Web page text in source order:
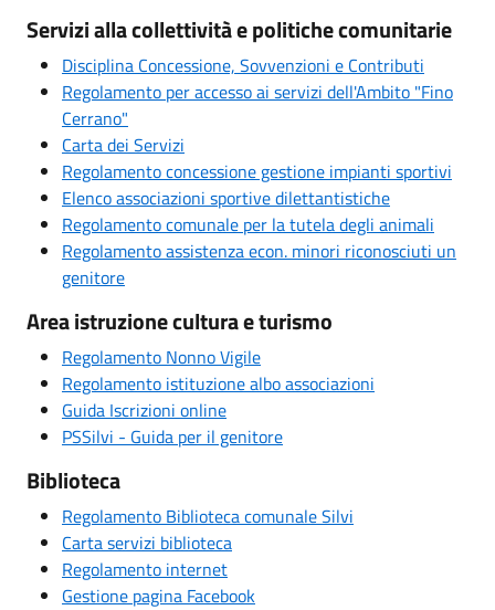
Servizi alla collettività e politiche comunitarie
Disciplina Concessione, Sovvenzioni e Contributi
Regolamento per accesso ai servizi dell'Ambito "Fino
Cerrano"
Carta dei Servizi
Regolamento concessione gestione impianti sportivi
Elenco associazioni sportive dilettantistiche
Regolamento comunale per la tutela degli animali
Regolamento assistenza econ. minori riconosciuti un
genitore
Area istruzione cultura e turismo
Regolamento Nonno Vigile
Regolamento istituzione albo associazioni
Guida Iscrizioni online
PSSilvi - Guida per il genitore
Biblioteca
Regolamento Biblioteca comunale Silvi
Carta servizi biblioteca
Regolamento internet
Gestione pagina Facebook